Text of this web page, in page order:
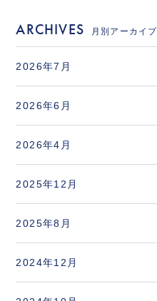
ARCHIVES 月別アーカイブ
2026年7月
2026年6月
2026年4月
2025年12月
2025年8月
2024年12月